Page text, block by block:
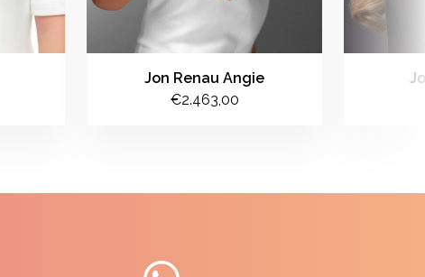
Jon Renau Angie
€2.463,00